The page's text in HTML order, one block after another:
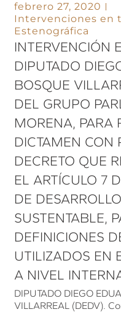
febrero 27, 2020
Intervenciones en
Estenográfica
INTERVENCIÓN
DIPUTADO
BOSQUE
DEL GRUPO
MORENA, PARA
DICTAMEN CON
DECRETO QUE
EL ARTÍCULO 7
DE
SUSTENTABLE,
DEFINICIONES
UTILIZADOS EN
A NIVEL
DIPUTADO DIEGO
VILLARREAL (DEDV).